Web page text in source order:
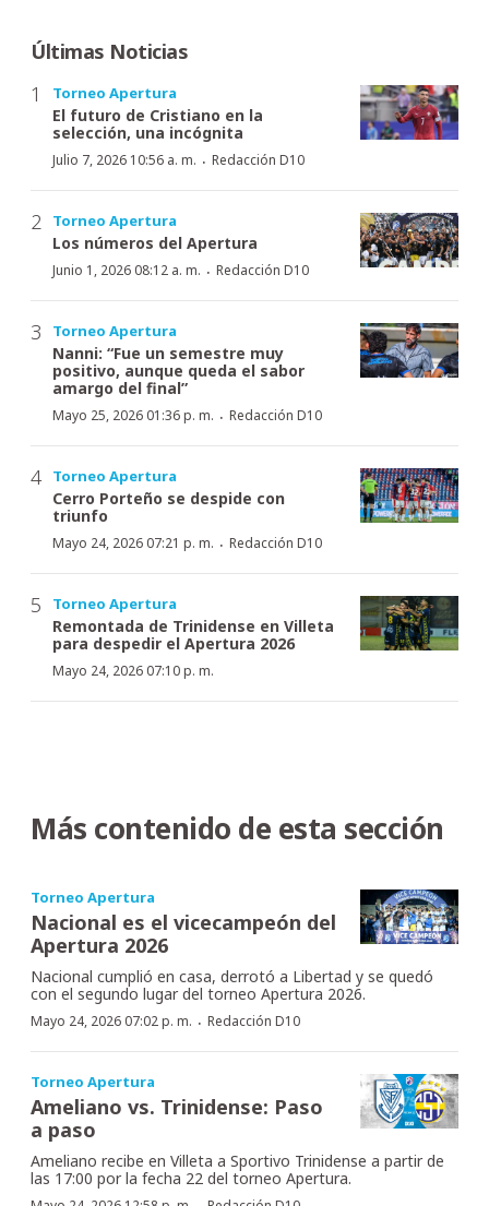
Últimas Noticias
Torneo Apertura
El futuro de Cristiano en la
selección, una incógnita
Julio 7, 2026 10:56 a. m. · Redacción D10
Torneo Apertura
Los números del Apertura
Junio 1, 2026 08:12 a. m. · Redacción D10
Torneo Apertura
Nanni: “Fue un semestre muy
positivo, aunque queda el sabor
amargo del final”
Mayo 25, 2026 01:36 p. m. · Redacción D10
Torneo Apertura
Cerro Porteño se despide con
triunfo
Mayo 24, 2026 07:21 p. m. · Redacción D10
Torneo Apertura
Remontada de Trinidense en Villeta
para despedir el Apertura 2026
Mayo 24, 2026 07:10 p. m.
Más contenido de esta sección
Torneo Apertura
Nacional es el vicecampeón del
Apertura 2026
Nacional cumplió en casa, derrotó a Libertad y se quedó
con el segundo lugar del torneo Apertura 2026.
Mayo 24, 2026 07:02 p. m. · Redacción D10
Torneo Apertura
Ameliano vs. Trinidense: Paso
a paso
Ameliano recibe en Villeta a Sportivo Trinidense a partir de
las 17:00 por la fecha 22 del torneo Apertura.